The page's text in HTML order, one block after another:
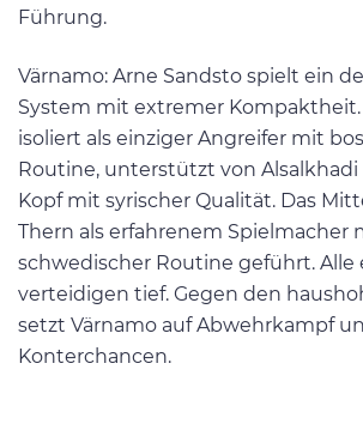
Führung.
Värnamo: Arne Sandsto spielt ein
System mit extremer
isoliert als einziger Angreifer mit
Routine, unterstützt von Alsalkhadi
Kopf mit syrischer Qualität. Das
Thern als erfahrenem Spielmacher
schwedischer Routine geführt. Alle
verteidigen tief. Gegen den
setzt Värnamo auf Abwehrkampf
Konterchancen.